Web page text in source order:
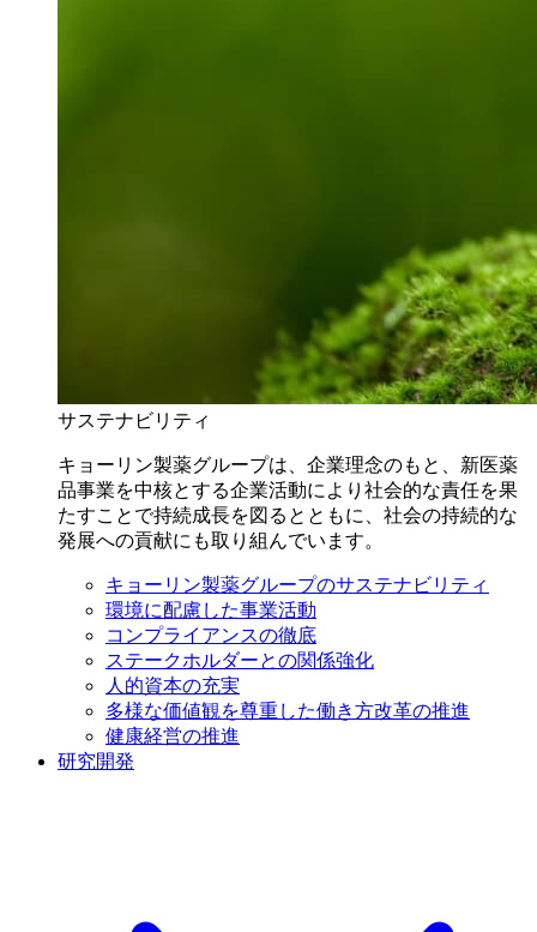
サステナビリティ
キョーリン製薬グループは、企業理念のもと、新医薬
品事業を中核とする企業活動により社会的な責任を果
たすことで持続成長を図るとともに、社会の持続的な
発展への貢献にも取り組んでいます。
キョーリン製薬グループのサステナビリティ
環境に配慮した事業活動
コンプライアンスの徹底
ステークホルダーとの関係強化
人的資本の充実
多様な価値観を尊重した働き方改革の推進
健康経営の推進
研究開発